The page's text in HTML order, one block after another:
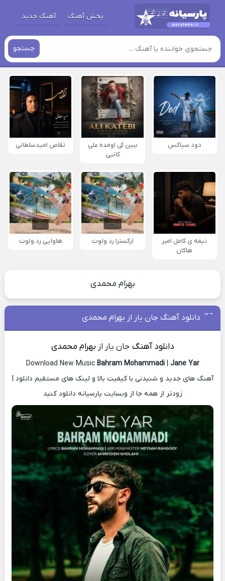
پخش آهنگ آهنگ جدید
جستجو
دود سیاکس
ببین کی اومده علی
کاتبی
تقاص امیدسلطانی
نیمه ی کامل امیر
هاکان
ارکسترا رد ولوت هاوایی رد ولوت
بهرام محمدی
دانلود آهنگ جان یار از بهرام محمدی
دانلود آهنگ جان یار از بهرام محمدی
Download New Music Bahram Mohammadi| Jane Yar
آهنگ های جدید و شنیدنی با کیفیت بالا و لینک های مستقیم دانلود |
زودتر از همه جا از وبسایت پارسیانه دانلود کنید